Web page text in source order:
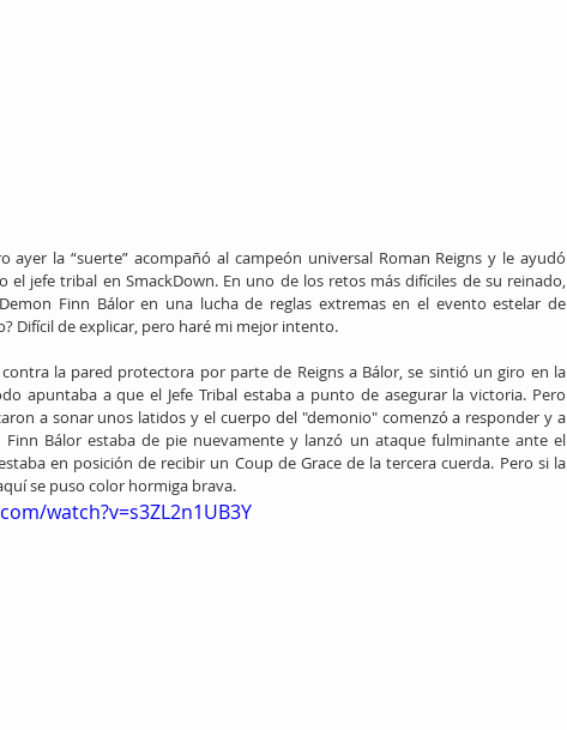
ayer la “suerte” acompañó al campeón universal Roman Reigns y le ayudó
el jefe tribal en SmackDown. En uno de los retos más difíciles de su reinado,
Finn Bálor en una lucha de reglas extremas en el evento estelar de
Difícil de explicar, pero haré mi mejor intento.
la pared protectora por parte de Reigns a Bálor, se sintió un giro en la
apuntaba a que el Jefe Tribal estaba a punto de asegurar la victoria. Pero
a sonar unos latidos y el cuerpo del "demonio" comenzó a responder y a
Finn Bálor estaba de pie nuevamente y lanzó un ataque fulminante ante el
en posición de recibir un Coup de Grace de la tercera cuerda. Pero si la
se puso color hormiga brava.
watch?v=s3ZL2n1UB3Y